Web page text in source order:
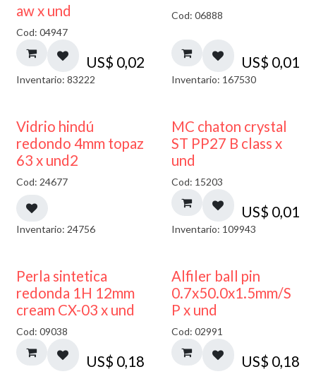
aw x und
Cod: 04947
US$ 0,02
Inventario: 83222
Cod: 06888
US$ 0,01
Inventario: 167530
40% DESCUENTO
Vidrio hindú
redondo 4mm topaz
63 x und2
Cod: 24677
Inventario: 24756
MC chaton crystal
ST PP27 B class x
und
Cod: 15203
US$ 0,01
Inventario: 109943
Perla sintetica
redonda 1H 12mm
cream CX-03 x und
Cod: 09038
US$ 0,18
Alfiler ball pin
0.7x50.0x1.5mm/S
P x und
Cod: 02991
US$ 0,18